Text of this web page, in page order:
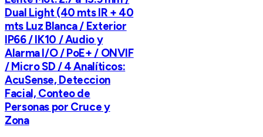
Dual Light (40 mts IR + 40
mts Luz Blanca / Exterior
IP66 / IK10 / Audio y
Alarma I/O / PoE+ / ONVIF
/ Micro SD / 4 Analíticos:
AcuSense, Deteccion
Facial, Conteo de
Personas por Cruce y
Zona